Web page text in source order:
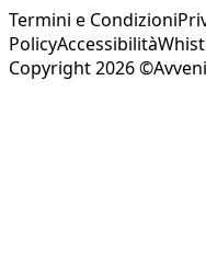
Termini e Condizioni
PolicyAccessibilità
Copyright 2026